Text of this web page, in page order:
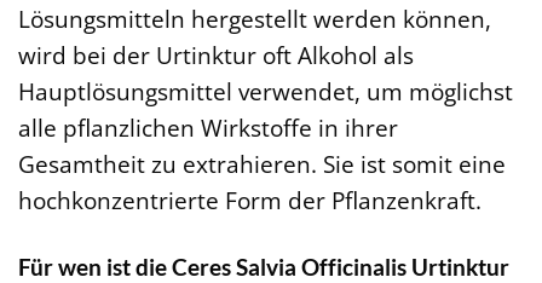
Lösungsmitteln hergestellt werden können,
wird bei der Urtinktur oft Alkohol als
Hauptlösungsmittel verwendet, um möglichst
alle pflanzlichen Wirkstoffe in ihrer
Gesamtheit zu extrahieren. Sie ist somit eine
hochkonzentrierte Form der Pflanzenkraft.
Für wen ist die Ceres Salvia Officinalis Urtinktur